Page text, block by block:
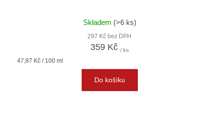
Skladem (>6 ks)
297 Kč bez DPH
359 Kč / ks
Měrná
47,87 Kč / 100 ml
Do košíku